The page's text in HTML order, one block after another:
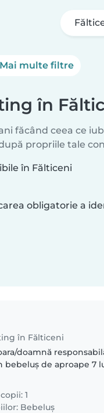
Mai multe filtre
în
făcând ceea ce
propriile tale
în Fălticeni
obligatorie a
în Fălticeni
doamnă
bebeluș de aproape 7
1
Bebeluș